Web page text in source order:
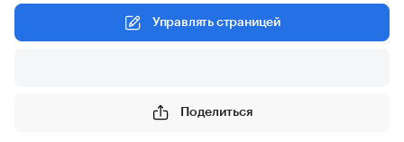
Управлять страницей
Поделиться